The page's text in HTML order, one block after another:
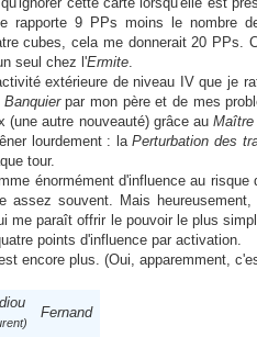
rapporte 9 PPs moins le nombre
cubes, cela me donnerait 20 PPs.
seul chez l'Ermite.
extérieure de niveau IV que je
Banquierpar mon père et de mes
(une autre nouveauté) grâce au
lourdement : laPerturbation des
tour.
énormément d'influence au risque
assez souvent. Mais
me paraît offrir le pouvoir le plus
points d'influence par activation.
encore plus. (Oui, apparemment,
Fernand